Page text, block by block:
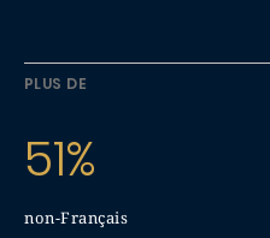
PLUS DE
51%
non-Français